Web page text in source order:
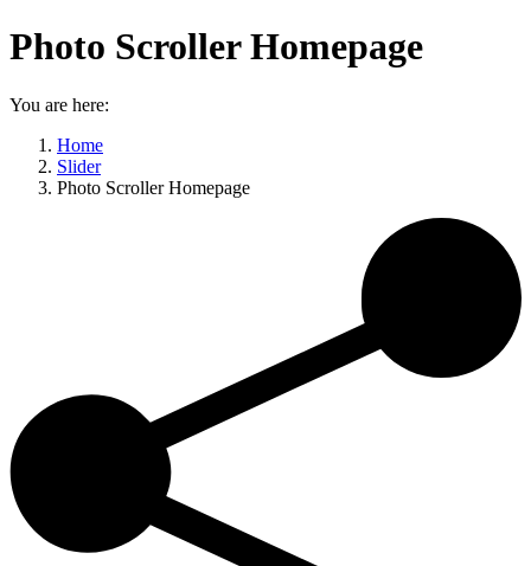
Photo Scroller Homepage
You are here:
Home
Slider
Photo Scroller Homepage